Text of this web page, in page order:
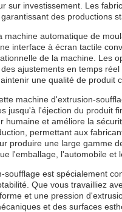
sur investissement. Les
des productions
machine automatique de
interface à écran tactile
de la machine. Les
ajustements en temps
une qualité de
machine d'extrusion-
jusqu'à l'éjection du produit
et améliore la
permettant aux
produire une large gamme
l'emballage, l'automobile et
est spécialement
Que vous travailliez
et une pression
et des surfaces